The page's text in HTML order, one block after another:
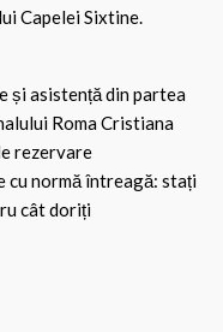
Capelei Sixtine.
și asistență din partea
Roma Cristiana
rezervare
cu normă întreagă: stați
cât doriți